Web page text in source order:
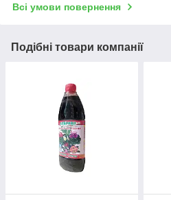
Всі умови повернення
Подібні товари компанії